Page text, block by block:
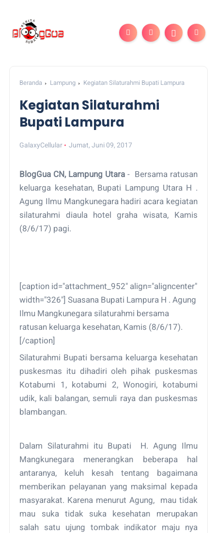
Beranda Lampung Kegiatan Silaturahmi Bupati Lampura
Kegiatan Silaturahmi
Bupati Lampura
GalaxyCellular Jumat, Juni 09, 2017
BlogGua CN, Lampung Utara - Bersama ratusan
keluarga kesehatan, Bupati Lampung Utara H .
Agung Ilmu Mangkunegara hadiri acara kegiatan
silaturahmi diaula hotel graha wisata, Kamis
(8/6/17) pagi.
[caption id="attachment_952" align="aligncenter"
width="326"] Suasana Bupati Lampura H . Agung
Ilmu Mangkunegara silaturahmi bersama
ratusan keluarga kesehatan, Kamis (8/6/17).
[/caption]
Silaturahmi Bupati bersama keluarga kesehatan
puskesmas itu dihadiri oleh pihak puskesmas
Kotabumi 1, kotabumi 2, Wonogiri, kotabumi
udik, kali balangan, semuli raya dan puskesmas
blambangan.
Dalam Silaturahmi itu Bupati H. Agung Ilmu
Mangkunegara menerangkan beberapa hal
antaranya, keluh kesah tentang bagaimana
memberikan pelayanan yang maksimal kepada
masyarakat. Karena menurut Agung, mau tidak
mau suka tidak suka kesehatan merupakan
salah satu ujung tombak indikator maju nya